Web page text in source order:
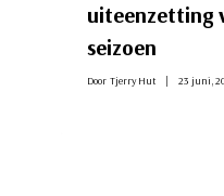
uiteenzetting
seizoen
Door Tjerry Hut 23 juni,